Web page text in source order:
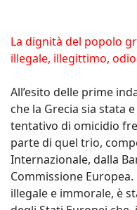
La dignità del popolo
illegale, illegittimo,
All’esito delle prime
che la Grecia sia stata
tentativo di omicidio
parte di quel trio,
Internazionale, dalla
Commissione
illegale e immorale, è